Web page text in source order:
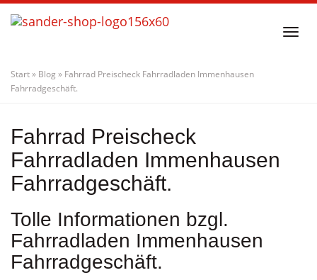
Skip
to
content
Start» Blog » Fahrrad Preischeck Fahrradladen Immenhausen
Fahrradgeschäft.
Fahrrad Preischeck
Fahrradladen Immenhausen
Fahrradgeschäft.
Tolle Informationen bzgl.
Fahrradladen Immenhausen
Fahrradgeschäft.